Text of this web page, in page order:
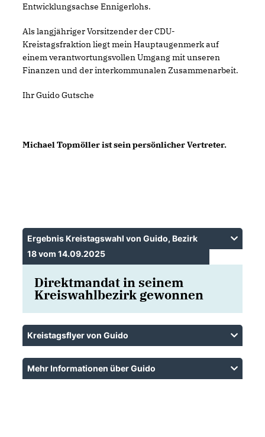
Entwicklungsachse Ennigerlohs.
Als langjähriger Vorsitzender der CDU-
Kreistagsfraktion liegt mein Hauptaugenmerk auf
einem verantwortungsvollen Umgang mit unseren
Finanzen und der interkommunalen Zusammenarbeit.
Ihr Guido Gutsche
Michael Topmöller ist sein persönlicher Vertreter.
Ergebnis Kreistagswahl von Guido, Bezirk
18 vom 14.09.2025
Direktmandat in seinem
Kreiswahlbezirk gewonnen
Kreistagsflyer von Guido
Mehr Informationen über Guido